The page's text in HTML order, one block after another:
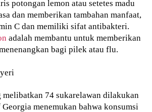
potongan lemon atau setetes madu
dan memberikan tambahan manfaat,
C dan memiliki sifat antibakteri.
adalah membantu untuk memberikan
bagi pilek atau flu.
melibatkan 74 sukarelawan dilakukan
menemukan bahwa konsumsi